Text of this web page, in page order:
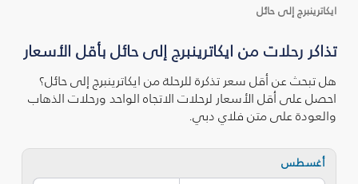
ايكاترينبرج إلى حائل
تذاكر رحلات من ايكاترينبرج إلى حائل بأقل الأسعار
هل تبحث عن أقل سعر تذكرة للرحلة من ايكاترينبرج إلى حائل؟
احصل على أقل الأسعار لرحلات الاتجاه الواحد ورحلات الذهاب
والعودة على متن فلاي دبي.
أغسطس